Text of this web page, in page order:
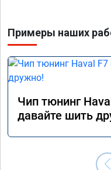
Примеры наших
Чип тюнинг
давайте шить